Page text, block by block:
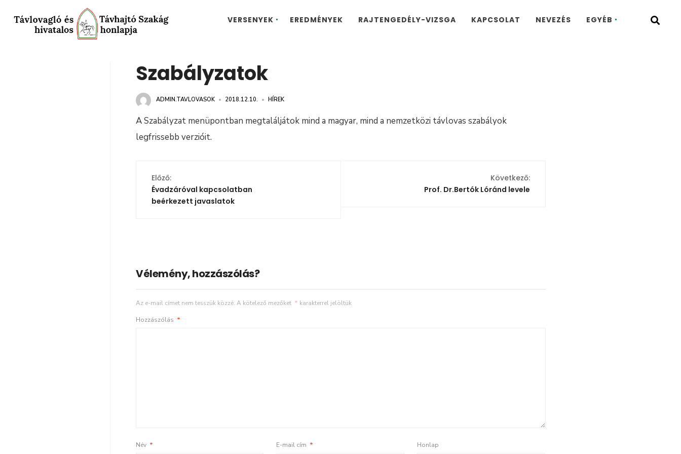
VERSENYEK EREDMÉNYEK RAJTENGEDÉLY-VIZSGA KAPCSOLAT NEVEZÉS EGYÉB
Szabályzatok
ADMIN.TAVLOVASOK • 2018.12.10. • HÍREK
A Szabályzat menüpontban megtaláljátok mind a magyar, mind a nemzetközi távlovas szabályok
legfrissebb verzióit.
Előző:
Évadzáróval kapcsolatban
beérkezett javaslatok
Következő:
Prof. Dr.Bertók Lóránd levele
Vélemény, hozzászólás?
Az e-mail címet nem tesszük közzé. A kötelező mezőket * karakterrel jelöltük
Hozzászólás *
Név * E-mail cím * Honlap